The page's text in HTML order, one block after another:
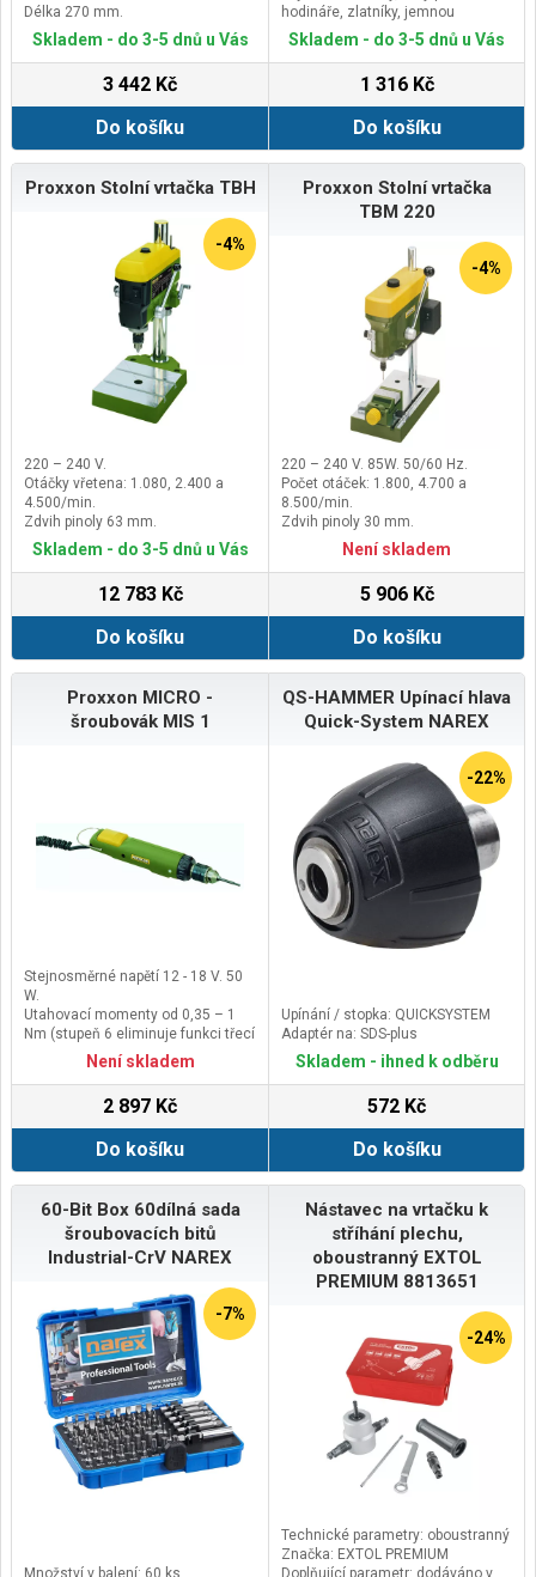
Délka 270 mm.
Hmotnost 550 g.
Skladem - do 3-5 dnů u Vás
3 442 Kč
Do košíku
hodináře, zlatníky, jemnou
mechaniku, optiky, elektroniky či
modeláře.
Dříky jsou vyrobeny z vysoce
legované nikl-chrom-molybdenové
oceli (SAE 8660), která je tvrdá a
houževnatá.
zakalená.
Rukojeť je příjemná do ruky, je
ergonomicky tvarovaná z
kvalitního polypropylenu (odolného
proti úderu, olejům a kyselinám);
rukojeť Micro šroubováku je
změkčena a tvarovány v úchopové
části prstů pro pohodlnou práci.
Skladem - do 3-5 dnů u Vás
1 316 Kč
Do košíku
Proxxon Stolní vrtačka TBH
-4%
220 – 240 V.
Otáčky vřetena: 1.080, 2.400 a
4.500/min.
Zdvih pinoly 63 mm.
Výškové nastavování klikou 70
mm.
Skladem - do 3-5 dnů u Vás
12 783 Kč
Do košíku
Proxxon Stolní vrtačka
TBM 220
-4%
220 – 240 V. 85W. 50/60 Hz.
Počet otáček: 1.800, 4.700 a
8.500/min.
Zdvih pinoly 30 mm.
Vyložení (od sloupu ke středu
vrtacího vřetene) 140 mm.
Není skladem
5 906 Kč
Do košíku
Proxxon MICRO -
šroubovák MIS 1
Stejnosměrné napětí 12 - 18 V. 50
W.
Utahovací momenty od 0,35 – 1
Nm (stupeň 6 eliminuje funkci třecí
spojky (krouticí moment je pak 2
Hmotnost 415 g.
Celková délka 200 mm.
Není skladem
2 897 Kč
Do košíku
QS-HAMMER Upínací hlava
Quick-System NAREX
-22%
Upínání / stopka: QUICKSYSTEM
Adaptér na: SDS-plus
Skladem - ihned k odběru
572 Kč
Do košíku
60-Bit Box 60dílná sada
šroubovacích bitů
Industrial-CrV NAREX
-7%
Množství v balení: 60 ks
Nástavec na vrtačku k
stříhání plechu,
oboustranný EXTOL
PREMIUM 8813651
-24%
Technické parametry: oboustranný
Značka: EXTOL PREMIUM
Doplňující parametr: dodáváno v